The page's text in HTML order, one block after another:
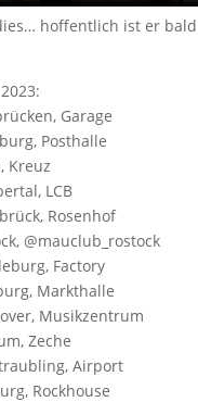
hoffentlich ist er
Garage
Posthalle
Kreuz
LCB
Rosenhof
@mauclub_rostock
Factory
Markthalle
Musikzentrum
Zeche
Airport
Rockhouse